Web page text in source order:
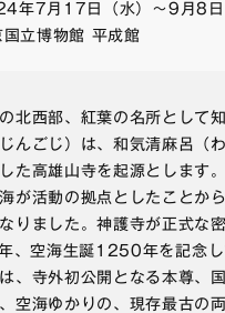
年7月17日（水）～9月8日
国立博物館 平成館
北西部、紅葉の名所として
んごじ）は、和気清麻呂（
た高雄山寺を起源とします
が活動の拠点としたことか
りました。神護寺が正式な
、空海生誕1250年を記念し
、寺外初公開となる本尊、
空海ゆかりの、現存最古の